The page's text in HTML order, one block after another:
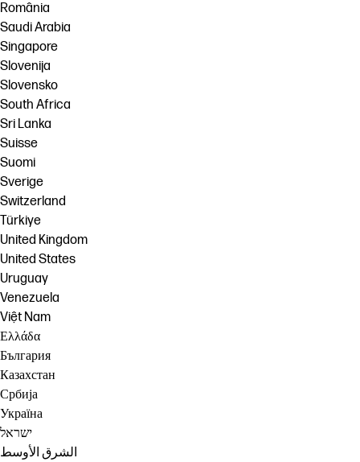
România
Saudi Arabia
Singapore
Slovenija
Slovensko
South Africa
Sri Lanka
Suisse
Suomi
Sverige
Switzerland
Türkiye
United Kingdom
United States
Uruguay
Venezuela
Việt Nam
Ελλάδα
България
Казахстан
Србија
Україна
ישראל
الشرق الأوسط